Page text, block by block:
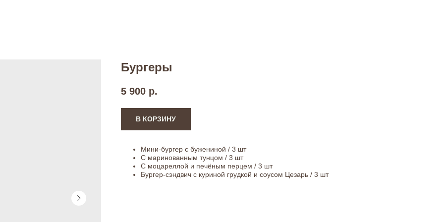
Бургеры
5 900 р.
В КОРЗИНУ
Мини-бургер с бужениной / 3 шт
С маринованным тунцом / 3 шт
С моцареллой и печёным перцем / 3 шт
Бургер-сэндвич с куриной грудкой и соусом Цезарь / 3 шт